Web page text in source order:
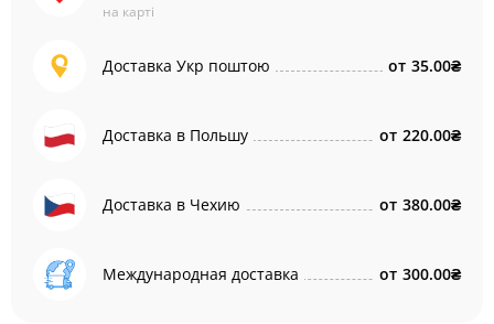
на карті
Доставка Укр поштою от 35.00₴
Доставка в Польшу от 220.00₴
Доставка в Чехию от 380.00₴
Международная доставка от 300.00₴